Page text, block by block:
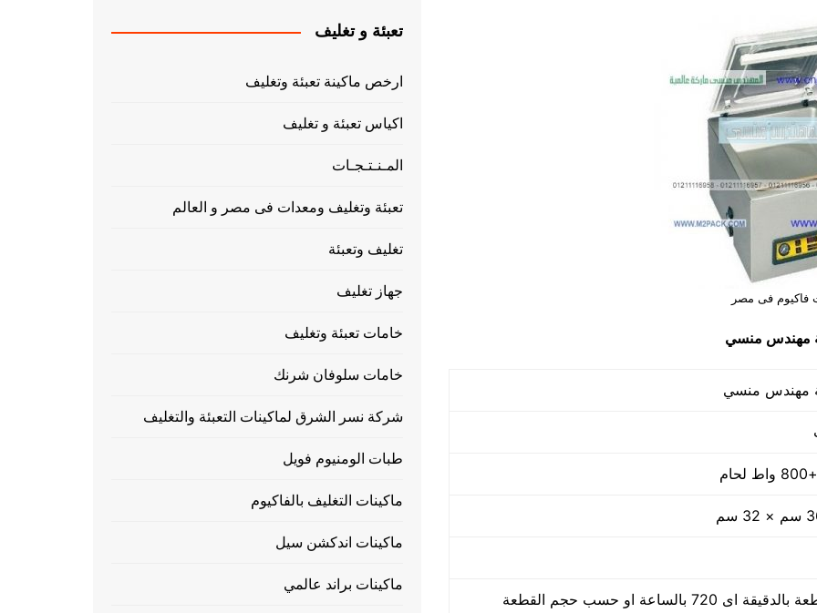
فاكيوم فى مصر
تعبئة و تغليف
ارخص ماكينة تعبئة وتغليف
اكياس تعبئة و تغليف
المـنـتـجـات
تعبئة وتغليف ومعدات فى مصر و العالم
تغليف وتعبئة
جهاز تغليف
خامات تعبئة وتغليف
خامات سلوفان شرنك
شركة نسر الشرق لماكينات التعبئة والتغليف
طبات الومنيوم فويل
ماكينات التغليف بالفاكيوم
ماكينات اندكشن سيل
ماكينات براند عالمي